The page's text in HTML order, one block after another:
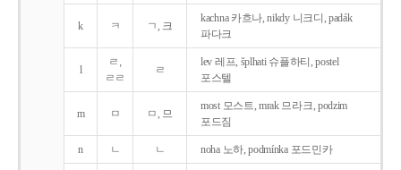
k ㅋ ㄱ, 크
kachna 카흐나, nikdy 니크디, padák
파다크
l
ㄹ,
ㄹㄹ
ㄹ
lev 레프, šplhati 슈플하티, postel
포스텔
m ㅁ ㅁ, 므
most 모스트, mrak 므라크, podzim
포드짐
n ㄴ ㄴ noha 노하, podmínka 포드민카